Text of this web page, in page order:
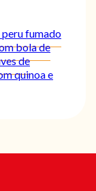
fumado
bola de
de
quinoa e